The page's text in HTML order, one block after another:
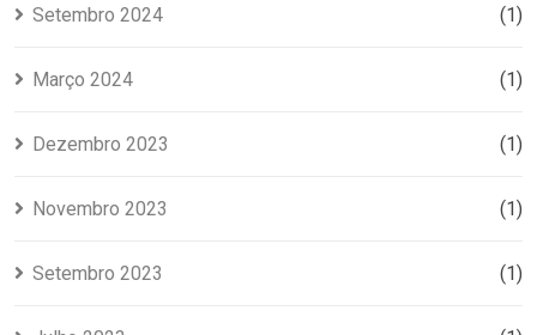
Setembro 2024 (1)
Março 2024 (1)
Dezembro 2023 (1)
Novembro 2023 (1)
Setembro 2023 (1)